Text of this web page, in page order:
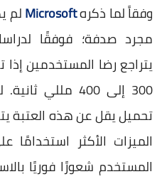
وفقاً لما ذكرهMicrosoftلم
مجرد صدفة؛ فوفقًا
يتراجع رضا المستخدمين
300 إلى 400
الميزات الأكثر استخدامًا
المستخدم شعورًا فوريًا